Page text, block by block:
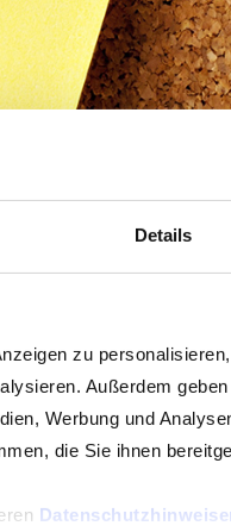
Details
zu
Außerdem
Werbung und
die Sie ihnen